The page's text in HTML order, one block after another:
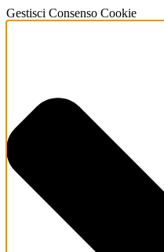
Gestisci Consenso Cookie